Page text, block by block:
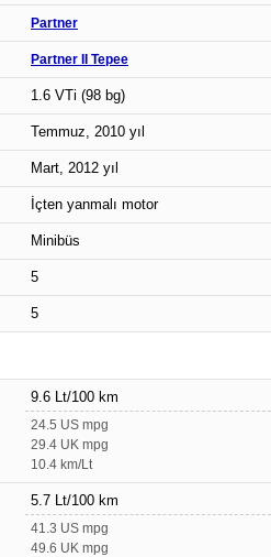
Partner
Partner II Tepee
1.6 VTi (98 bg)
Temmuz, 2010 yıl
Mart, 2012 yıl
İçten yanmalı motor
Minibüs
5
5
9.6 Lt/100 km
24.5 US mpg
29.4 UK mpg
10.4 km/Lt
5.7 Lt/100 km
41.3 US mpg
49.6 UK mpg